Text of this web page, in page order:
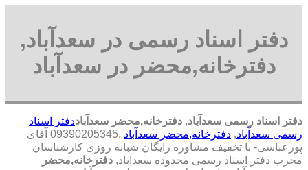
دفتر اسناد رسمی در سعدآباد,
دفترخانه,محضر در سعدآباد
دفتر اسناد رسمی سعدآباد, دفترخانه,محضر سعدآباددفتر اسناد
رسمی سعدآباد, دفترخانه,محضر سعدآباد
,09390205345 آقای
پورعباسی- با تخفیف مشاوره رايگان شبانه روزی کارشناسان
مجرب دفتر اسناد رسمی محدوده سعدآباد, دفترخانه,محضر